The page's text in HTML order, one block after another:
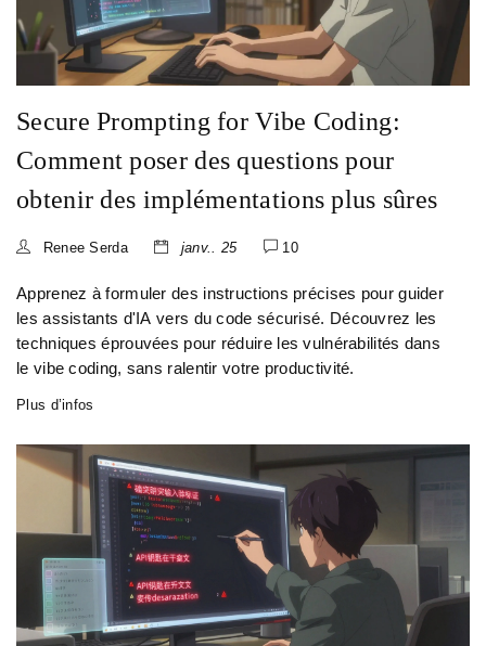
Secure Prompting for Vibe Coding:
Comment poser des questions pour
obtenir des implémentations plus sûres
Renee Serda janv.. 25 10
Apprenez à formuler des instructions précises pour guider
les assistants d'IA vers du code sécurisé. Découvrez les
techniques éprouvées pour réduire les vulnérabilités dans
le vibe coding, sans ralentir votre productivité.
Plus d’infos